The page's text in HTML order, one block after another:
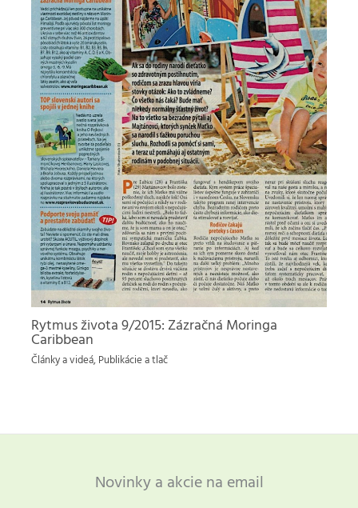
Rytmus života 9/2015: Zázračná Moringa
Caribbean
Články a videá, Publikácie a tlač
Novinky a akcie na email